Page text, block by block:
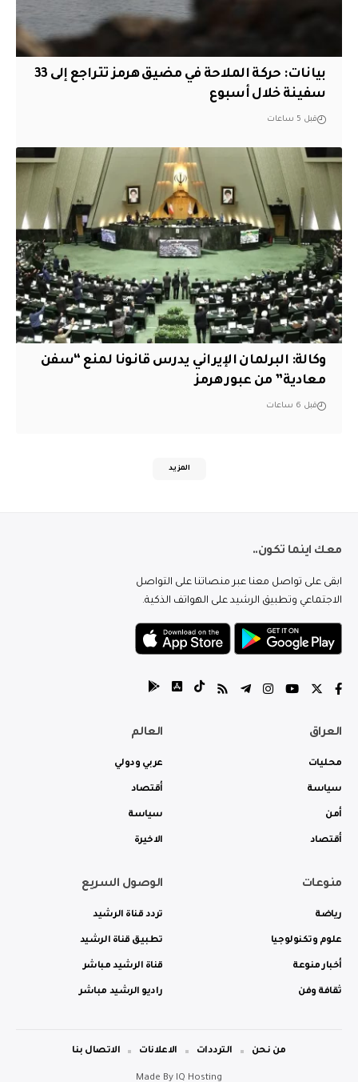
بيانات: حركة الملاحة في مضيق هرمز تتراجع إلى 33
سفينة خلال أسبوع
قبل 5 ساعات
وكالة: البرلمان الإيراني يدرس قانونا لمنع “سفن
معادية” من عبور هرمز
قبل 6 ساعات
المزيد
معك اينما تكون..
ابقى على تواصل معنا عبر منصاتنا على التواصل
الاجتماعي وتطبيق الرشيد على الهواتف الذكية.
العراق
محليات
سياسة
أمن
أقتصاد
العالم
عربي ودولي
أقتصاد
سياسة
الاخيرة
منوعات
رياضة
علوم وتكنولوجيا
أخبار منوعة
ثقافة وفن
الوصول السريع
تردد قناة الرشيد
تطبيق قناة الرشيد
قناة الرشيد مباشر
راديو الرشيد مباشر
Made By IQ Hosting
من نحن الترددات الاعلانات الاتصال بنا